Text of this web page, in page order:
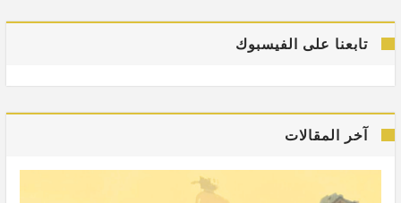
تابعنا على الفيسبوك
آخر المقالات